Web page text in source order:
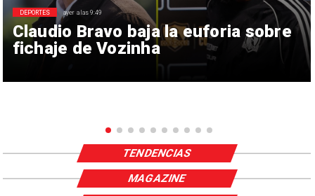
Claudio Bravo baja la euforia sobre
fichaje de Vozinha
DEPORTES ayer a las 9:49
TENDENCIAS
MAGAZINE